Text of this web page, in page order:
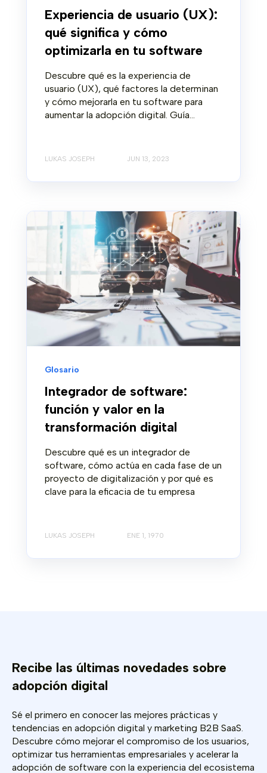
Experiencia de usuario (UX):
qué significa y cómo
optimizarla en tu software
Descubre qué es la experiencia de
usuario (UX), qué factores la determinan
y cómo mejorarla en tu software para
aumentar la adopción digital. Guía...
LUKAS JOSEPH JUN 13, 2023
Glosario
Integrador de software:
función y valor en la
transformación digital
Descubre qué es un integrador de
software, cómo actúa en cada fase de un
proyecto de digitalización y por qué es
clave para la eficacia de tu empresa
LUKAS JOSEPH ENE 1, 1970
Recibe las últimas novedades sobre
adopción digital
Sé el primero en conocer las mejores prácticas y
tendencias en adopción digital y marketing B2B SaaS.
Descubre cómo mejorar el compromiso de los usuarios,
optimizar tus herramientas empresariales y acelerar la
adopción de software con la experiencia del ecosistema